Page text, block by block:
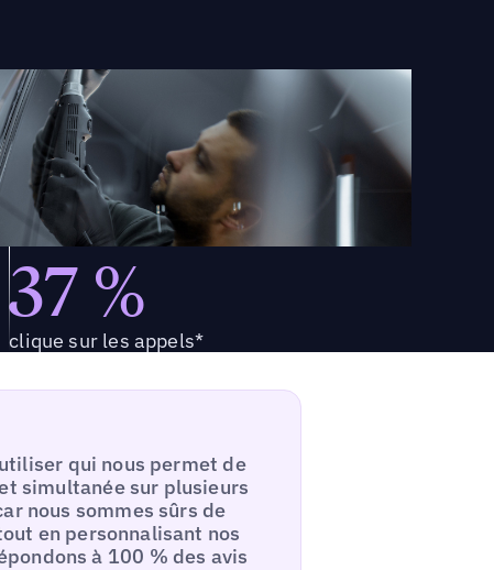
37 %
clique sur les appels*
qui nous permet de
simultanée sur plusieurs
nous sommes sûrs de
en personnalisant nos
à 100 % des avis